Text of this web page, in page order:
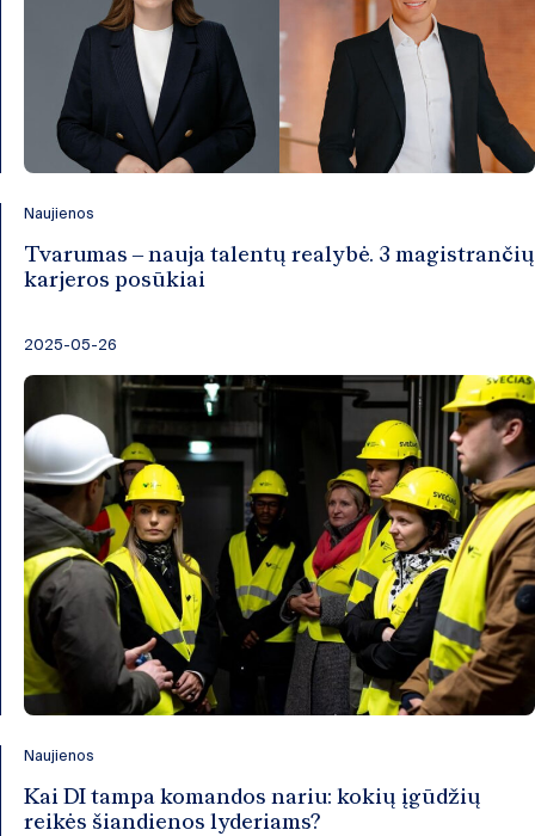
Naujienos
Tvarumas – nauja talentų realybė. 3 magistrančių
karjeros posūkiai
2025-05-26
Naujienos
Kai DI tampa komandos nariu: kokių įgūdžių
reikės šiandienos lyderiams?